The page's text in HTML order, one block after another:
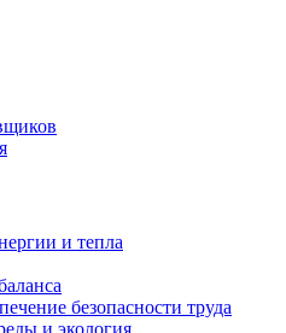
и тепла
безопасности труда
и экология